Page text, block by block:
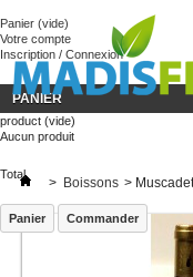
Panier (vide)
Votre compte
Inscription / Connexion
PANIER
product (vide)
Aucun produit
Total
Panier Commander
> Boissons >